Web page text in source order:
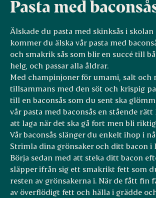
Pasta med
Älskade du pasta med skinksås i skolan
kommer du älska vår pasta med
och smakrik sås som blir en succé till
helg, och passar alla åldrar.
Med champinjoner för umami, salt och
tillsammans med den söt och krispig
till en baconsås som du sent ska
vår pasta med baconsås en stående
att laga när det ska gå fort men bli
Vår baconsås slänger du enkelt ihop i
Strimla dina grönsaker och ditt bacon i
Börja sedan med att steka ditt bacon
släpper ifrån sig ett smakrikt fett som
resten av grönsakerna i. När de fått fin
av överflödigt fett och hälla i grädde